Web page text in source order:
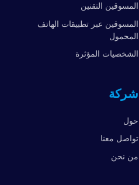
المسوقين التقنين
المسوقين عبر تطبيقات الهاتف
المحمول
الشخصيات المؤثرة
شركة
حول
تواصل معنا
من نحن